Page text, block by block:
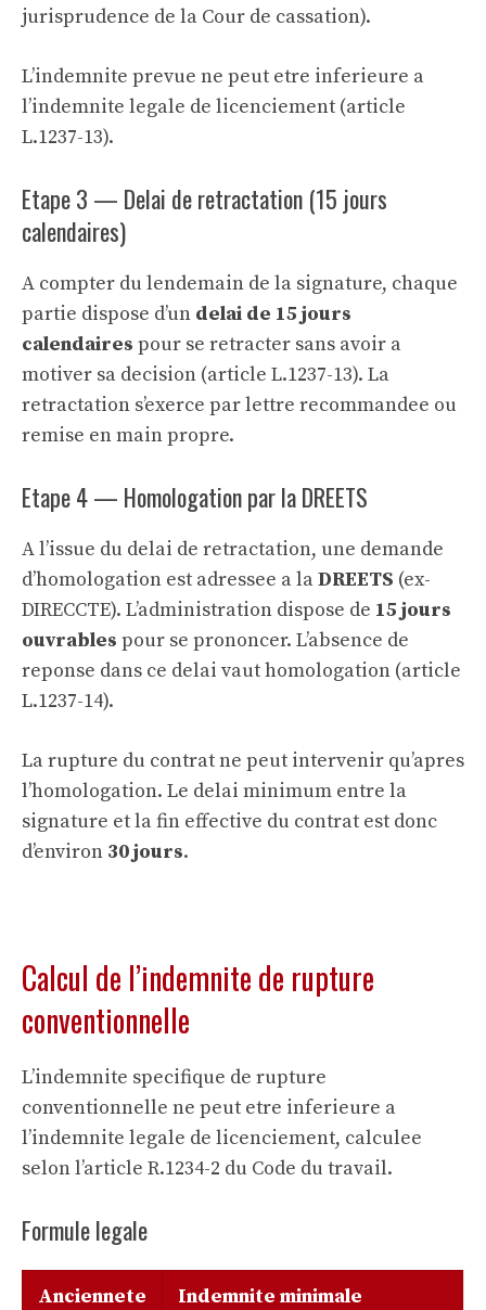
jurisprudence de la Cour de cassation).
L’indemnite prevue ne peut etre inferieure a
l’indemnite legale de licenciement (article
L.1237-13).
Etape 3 — Delai de retractation (15 jours
calendaires)
A compter du lendemain de la signature, chaque
partie dispose d’un delai de 15 jours
calendaires pour se retracter sans avoir a
motiver sa decision (article L.1237-13). La
retractation s’exerce par lettre recommandee ou
remise en main propre.
Etape 4 — Homologation par la DREETS
A l’issue du delai de retractation, une demande
d’homologation est adressee a laDREETS (ex-
DIRECCTE). L’administration dispose de 15 jours
ouvrables pour se prononcer. L’absence de
reponse dans ce delai vaut homologation (article
L.1237-14).
La rupture du contrat ne peut intervenir qu’apres
l’homologation. Le delai minimum entre la
signature et la fin effective du contrat est donc
d’environ 30 jours.
Calcul de l’indemnite de rupture
conventionnelle
L’indemnite specifique de rupture
conventionnelle ne peut etre inferieure a
l’indemnite legale de licenciement, calculee
selon l’article R.1234-2 du Code du travail.
Formule legale
Anciennete Indemnite minimale